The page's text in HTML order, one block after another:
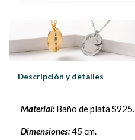
Descripción y detalles
Material:Baño de plata S925.
Dimensiones:45 cm.